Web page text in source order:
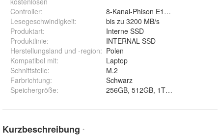
Controller:
8-Kanal-Phison E12-Controller mit
Lesegeschwindigkeit:
bis zu 3200 MB/s
Produktart:
Interne SSD
Produktlinie:
INTERNAL SSD
Herstellungsland und -region: Polen
Kompatibel mit:
Laptop
Schnittstelle:
M.2
Farbrichtung:
Schwarz
Speichergröße:
Kurzbeschreibung *